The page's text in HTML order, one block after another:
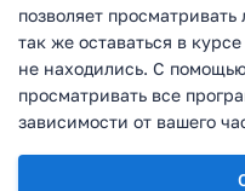
позволяет
так же оставаться в
не находились. С
просматривать все
зависимости от вашего